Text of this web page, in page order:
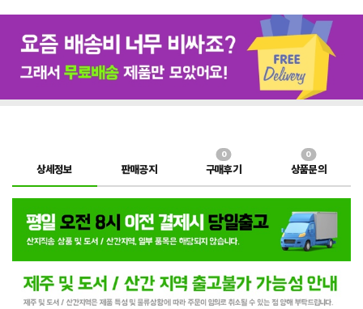
상세정보 판매공지 구매후기
0
상품문의
0